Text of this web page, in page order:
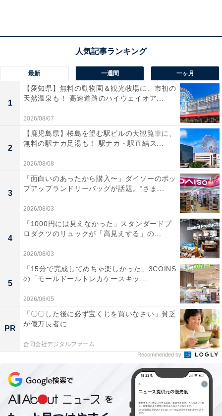
くと同じような白い粉が付いています。
外側は餅ではない
アイスの雪見だいふくとの違いは、外側が餅ではないと
いう点です。
最新 一週間 一ヶ月
1
【愛知県】無料の動物園＆観光牧場に、市初の
天然温泉も！ 高速道路のハイウェイオア...
2026/08/07
2
【鹿児島県】桜島を望む駅ビルの大観覧車に、
無料の駅ナカ足湯も！ 駅ナカ・駅直結ス...
2026/08/08
3
「面白いのあったから購入〜」ダイソーのポッ
プアップランドリーバッグが話題。“さま...
2026/08/03
4
「1000円には見えなかった」スタンダードプ
ロダクツのリュックが「高見えする」の...
2026/08/03
5
「15分で完成してめちゃ楽しかった」3COINS
の「モールドールトレカケースキッ...
2026/08/05
PR
「〇〇した後に必ず宝くじを買いなさい」貧乏
が億万長者に
合同会社デジタルファーム
Recommended by